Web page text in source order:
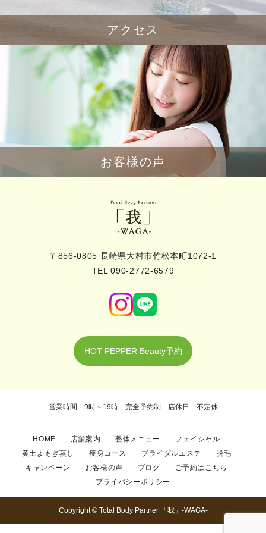
アクセス
お客様の声
〒856-0805 長崎県大村市竹松本町1072-1
TEL 090-2772-6579
HOT PEPPER Beauty予約
営業時間 9時～19時 完全予約制 店休日 不定休
HOME 店舗案内 整体メニュー
フェイシャル
黄土よもぎ蒸し
痩身コース ブライダルエステ
脱毛
キャンペーン
お客様の声 ブログ
ご予約はこちら
プライバシーポリシー
Copyright © Total Body Partner 「我」-WAGA-